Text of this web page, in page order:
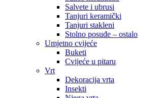
Salvete i ubrusi
Tanjuri keramički
Tanjuri stakleni
Stolno posuđe – ostalo
Umjetno cvijeće
Buketi
Cvijeće u pitaru
Vrt
Dekoracija vrta
Insekti